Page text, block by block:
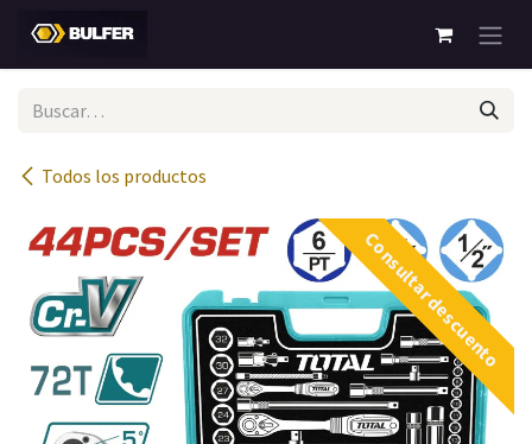
Todos los productos
Consultar descuento